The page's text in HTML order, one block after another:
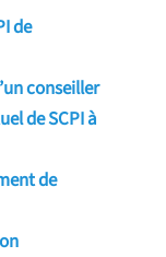
de
conseiller
de SCPI à
de